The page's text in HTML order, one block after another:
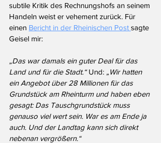
subtile Kritik des Rechnungshofs an seinem
Handeln weist er vehement zurück. Für
einen Bericht in der Rheinischen Post sagte
Geisel mir:
„Das war damals ein guter Deal für das
Land und für die Stadt.“ Und: „Wir hatten
ein Angebot über 28 Millionen für das
Grundstück am Rheinturm und haben eben
gesagt: Das Tauschgrundstück muss
genauso viel wert sein. War es am Ende ja
auch. Und der Landtag kann sich direkt
nebenan vergrößern.“